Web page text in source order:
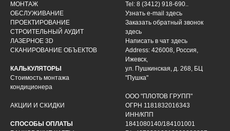
МОНТАЖ
ОБСЛУЖИВАНИЕ
ПРОЕКТИРОВАНИЕ
СТРОИТЕЛЬНЫЙ АУДИТ
ЛАЗЕРНОЕ 3D
СКАНИРОВАНИЕ ОБЪЕКТОВ
КАЛЬКУЛЯТОРЫ
Стоимость монтажа
кондиционера
АКЦИИ И СКИДКИ
СПОСОБЫ ОПЛАТЫ
Tel: 8 (3412) 918-690..
Узнать e-mail здесь
Заказать обратный звонок
здесь
Написать в чат здесь
Address: 426008, Россия,
Ижевск,
ул. Пушкинская, д. 268, БЦ
"Пушка"
ООО "ПЛОТОВ ГРУПП"
ОГРН 1181832016343
ИНН/КПП
1841080140/184101001